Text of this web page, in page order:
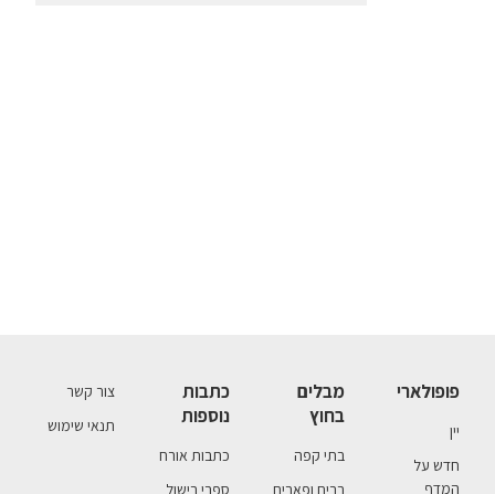
פופולארי
יין
חדש על
המדף
מבלים
בחוץ
בתי קפה
ברים ופאבים
כתבות
נוספות
כתבות אורח
ספרי בישול
צור קשר
תנאי שימוש